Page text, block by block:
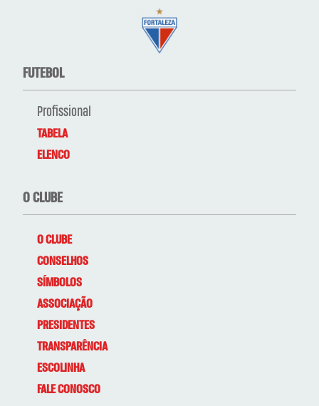
FUTEBOL
Profissional
TABELA
ELENCO
O CLUBE
O CLUBE
CONSELHOS
SÍMBOLOS
ASSOCIAÇÃO
PRESIDENTES
TRANSPARÊNCIA
ESCOLINHA
FALE CONOSCO